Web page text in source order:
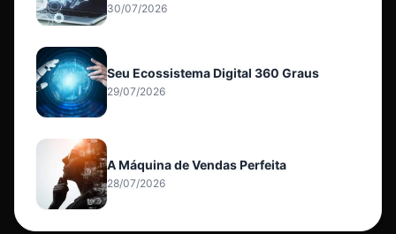
30/07/2026
Seu Ecossistema Digital 360 Graus
29/07/2026
A Máquina de Vendas Perfeita
28/07/2026